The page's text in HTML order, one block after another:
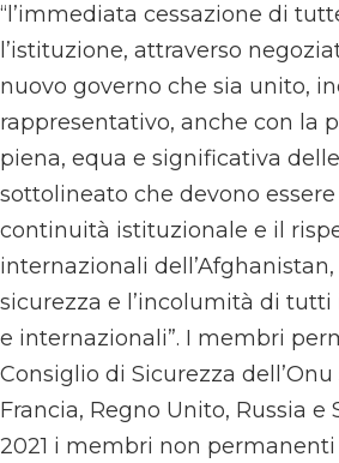
“l’immediata cessazione di
l’istituzione, attraverso
nuovo governo che sia unito,
rappresentativo, anche con la
piena, equa e significativa
sottolineato che devono
continuità istituzionale e il
internazionali
sicurezza e l’incolumità di
e internazionali”. I membri
Consiglio di Sicurezza dell’Onu
Francia, Regno Unito, Russia e
2021 i membri non permanenti